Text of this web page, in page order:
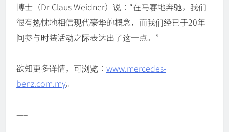
博士（Dr Claus Weidner）说：“在马赛地奔驰，我们
很有热忱地相信现代豪华的概念，而我们经已于20年
间参与时装活动之际表达出了这一点。”
欲知更多详情，可浏览： www.mercedes-
benz.com.my。
—–